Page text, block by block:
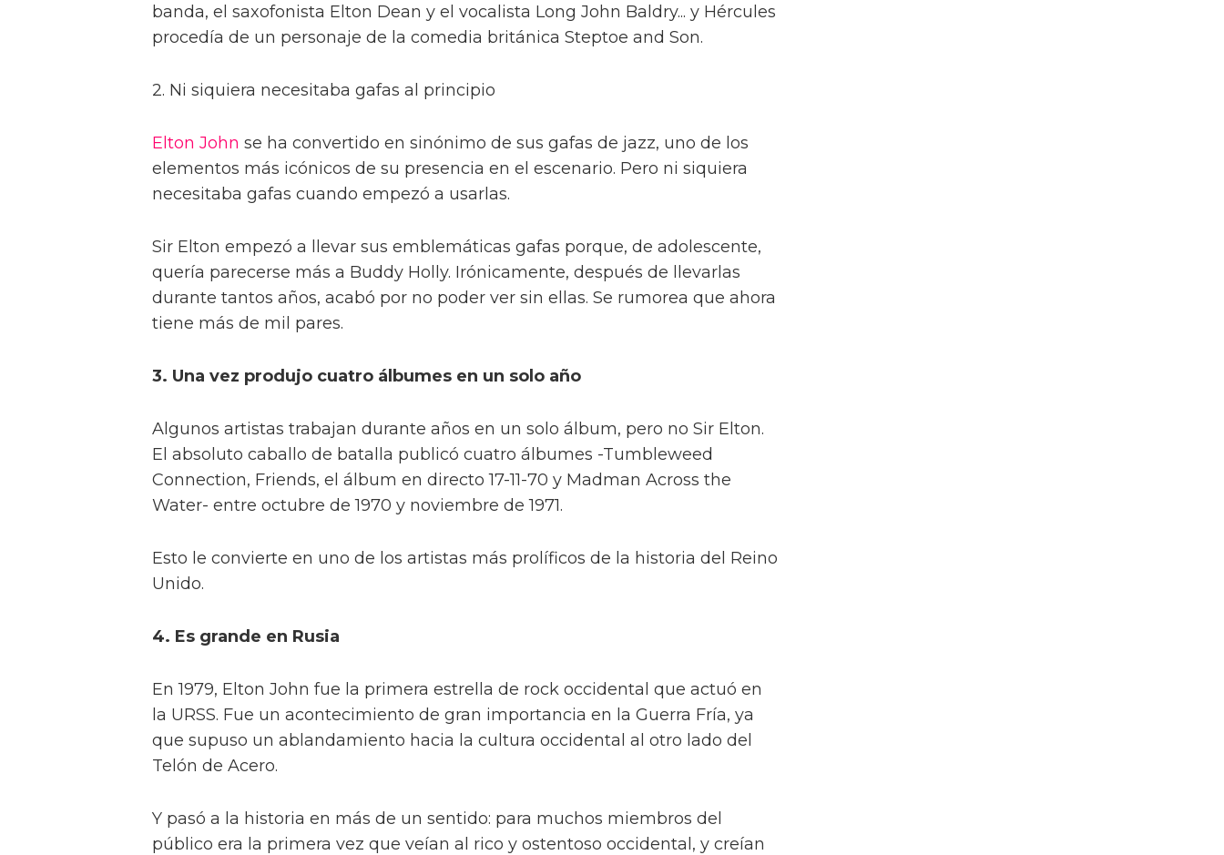
banda, el saxofonista Elton Dean y el vocalista Long John Baldry... y Hércules
procedía de un personaje de la comedia británica Steptoe and Son.
2. Ni siquiera necesitaba gafas al principio
Elton John se ha convertido en sinónimo de sus gafas de jazz, uno de los
elementos más icónicos de su presencia en el escenario. Pero ni siquiera
necesitaba gafas cuando empezó a usarlas.
Sir Elton empezó a llevar sus emblemáticas gafas porque, de adolescente,
quería parecerse más a Buddy Holly. Irónicamente, después de llevarlas
durante tantos años, acabó por no poder ver sin ellas. Se rumorea que ahora
tiene más de mil pares.
3. Una vez produjo cuatro álbumes en un solo año
Algunos artistas trabajan durante años en un solo álbum, pero no Sir Elton.
El absoluto caballo de batalla publicó cuatro álbumes -Tumbleweed
Connection, Friends, el álbum en directo 17-11-70 y Madman Across the
Water- entre octubre de 1970 y noviembre de 1971.
Esto le convierte en uno de los artistas más prolíficos de la historia del Reino
Unido.
4. Es grande en Rusia
En 1979, Elton John fue la primera estrella de rock occidental que actuó en
la URSS. Fue un acontecimiento de gran importancia en la Guerra Fría, ya
que supuso un ablandamiento hacia la cultura occidental al otro lado del
Telón de Acero.
Y pasó a la historia en más de un sentido: para muchos miembros del
público era la primera vez que veían al rico y ostentoso occidental, y creían